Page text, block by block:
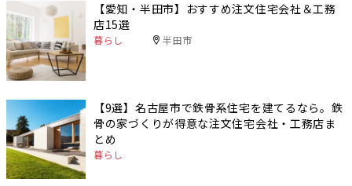
【愛知・半田市】おすすめ注文住宅会社＆工務
店15選
暮らし 半田市
【9選】名古屋市で鉄骨系住宅を建てるなら。鉄
骨の家づくりが得意な注文住宅会社・工務店ま
とめ
暮らし